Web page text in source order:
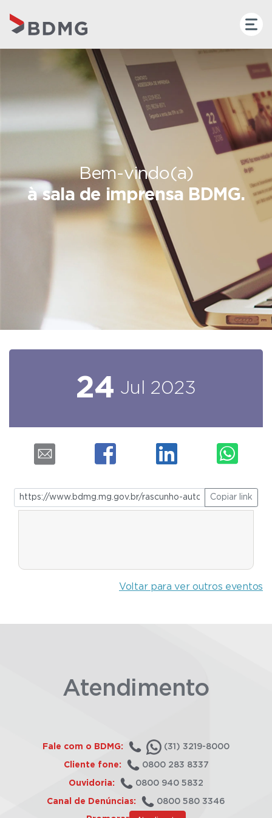
Bem-vindo(a)
à sala de imprensa BDMG.
24 Jul 2023
Copiar link
Voltar para ver outros eventos
Atendimento
Fale com o BDMG: (31) 3219-8000
Cliente fone: 0800 283 8337
Ouvidoria: 0800 940 5832
Canal de Denúncias: 0800 580 3346